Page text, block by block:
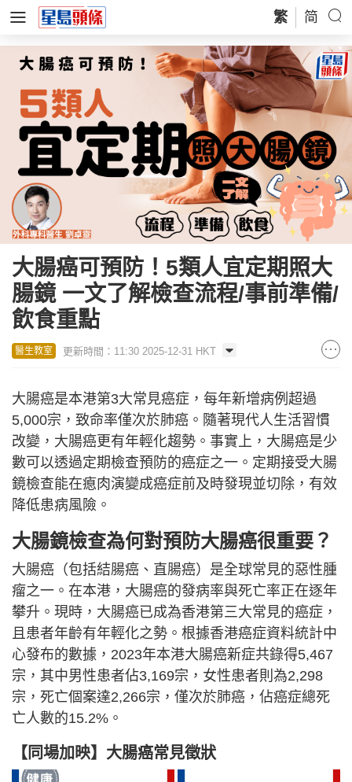
繁 简
大腸癌可預防！5類人宜定期照大
腸鏡 一文了解檢查流程/事前準備/
飲食重點
醫生教室 更新時間：11:30 2025-12-31 HKT
大腸癌是本港第3大常見癌症，每年新增病例超過
5,000宗，致命率僅次於肺癌。隨著現代人生活習慣
改變，大腸癌更有年輕化趨勢。事實上，大腸癌是少
數可以透過定期檢查預防的癌症之一。定期接受大腸
鏡檢查能在瘜肉演變成癌症前及時發現並切除，有效
降低患病風險。
大腸鏡檢查為何對預防大腸癌很重要？
大腸癌（包括結腸癌、直腸癌）是全球常見的惡性腫
瘤之一。在本港，大腸癌的發病率與死亡率正在逐年
攀升。現時，大腸癌已成為香港第三大常見的癌症，
且患者年齡有年輕化之勢。根據香港癌症資料統計中
心發布的數據，2023年本港大腸癌新症共錄得5,467
宗，其中男性患者佔3,169宗，女性患者則為2,298
宗，死亡個案達2,266宗，僅次於肺癌，佔癌症總死
亡人數的15.2%。
【同場加映】大腸癌常見徵狀